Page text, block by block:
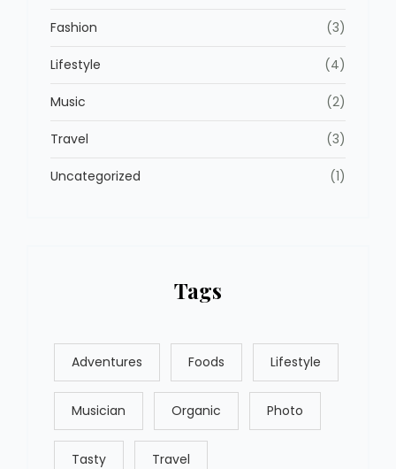
Fashion (3)
Lifestyle (4)
Music (2)
Travel (3)
Uncategorized (1)
Tags
Adventures Foods Lifestyle
Musician Organic Photo
Tasty Travel